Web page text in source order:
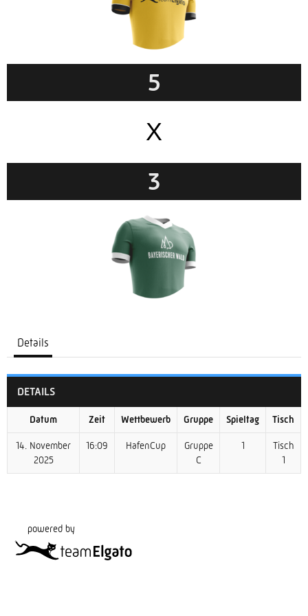
5
X
3
Details
DETAILS
Datum Zeit Wettbewerb Gruppe Spieltag Tisch
14. November
2025
16:09 HafenCup
Gruppe
C
1
Tisch
1
powered by